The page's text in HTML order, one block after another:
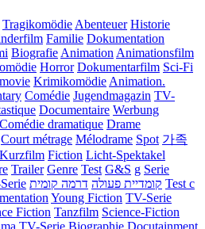
TragikomödieAbenteuer Historie
Familie Dokumentation
BiografieAnimationAnimationsfilm
Horror Dokumentarfilm Sci-Fi
KrimikomödieAnimation.
Comédie Jugendmagazin TV-
Documentaire Werbung
Comédie dramatique Drame
Court métrage Mélodrame Spot 가족
Kurzfilm Fiction Licht-Spektakel
Trailer Genre Test G&S g Serie
קומדיית פעולה דרמה קומית
Test c
Young Fiction TV-Serie
Fiction Tanzfilm Science-Fiction